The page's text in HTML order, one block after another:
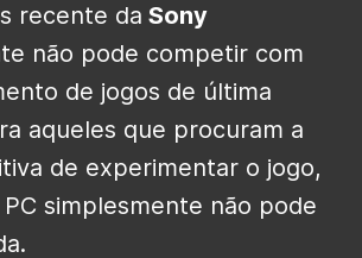
recente da Sony
não pode competir com
de jogos de última
aqueles que procuram a
de experimentar o jogo,
simplesmente não pode